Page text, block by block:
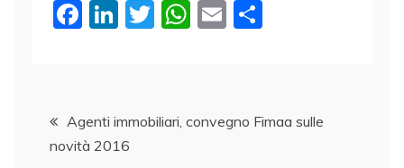
F
b
o
Li
dI
n
T
W
A
E
vi
Navigazione
Agenti immobiliari, convegno Fimaa sulle
novità 2016